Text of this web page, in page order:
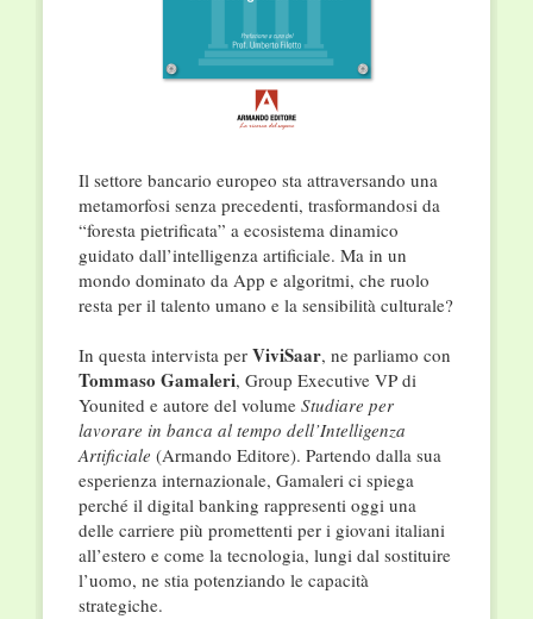
Il settore bancario europeo sta attraversando una
metamorfosi senza precedenti, trasformandosi da
“foresta pietrificata” a ecosistema dinamico
guidato dall’intelligenza artificiale. Ma in un
mondo dominato da App e algoritmi, che ruolo
resta per il talento umano e la sensibilità culturale?
In questa intervista per ViviSaar, ne parliamo con
Tommaso Gamaleri, Group Executive VP di
Younited e autore del volume Studiare per
lavorare in banca al tempo dell’Intelligenza
Artificiale (Armando Editore). Partendo dalla sua
esperienza internazionale, Gamaleri ci spiega
perché il digital banking rappresenti oggi una
delle carriere più promettenti per i giovani italiani
all’estero e come la tecnologia, lungi dal sostituire
l’uomo, ne stia potenziando le capacità
strategiche.